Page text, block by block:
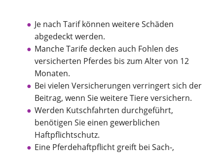
Je nach Tarif können weitere Schäden
abgedeckt werden.
Manche Tarife decken auch Fohlen des
versicherten Pferdes bis zum Alter von 12
Monaten.
Bei vielen Versicherungen verringert sich der
Beitrag, wenn Sie weitere Tiere versichern.
Werden Kutschfahrten durchgeführt,
benötigen Sie einen gewerblichen
Haftpflichtschutz.
Eine Pferdehaftpflicht greift bei Sach-,